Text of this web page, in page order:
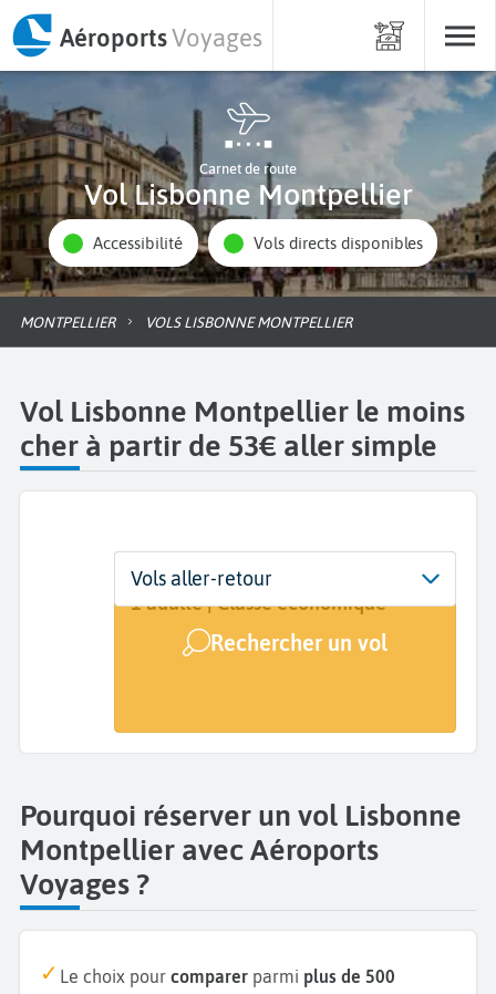
AéroportsVoyages
Carnet de route
Vol Lisbonne Montpellier
Accessibilité Vols directs disponibles
MONTPELLIER VOLS LISBONNE MONTPELLIER
Vol Lisbonne Montpellier le moins
cher à partir de 53€ aller simple
Départ
Lisbonne (LIS)
Dates
Dates de votre voyage
Voyageurs | Classe
1 adulte | Classe économique
Rechercher un vol
Vols aller-retour
Pourquoi réserver un vol Lisbonne
Montpellier avec Aéroports
Voyages ?
Le choix pour comparer parmi plus de 500